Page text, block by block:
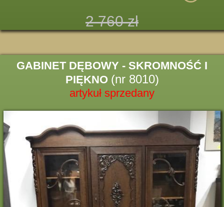
2 760 zł
GABINET DĘBOWY - SKROMNOŚĆ I
PIĘKNO (nr 8010)
artykuł sprzedany